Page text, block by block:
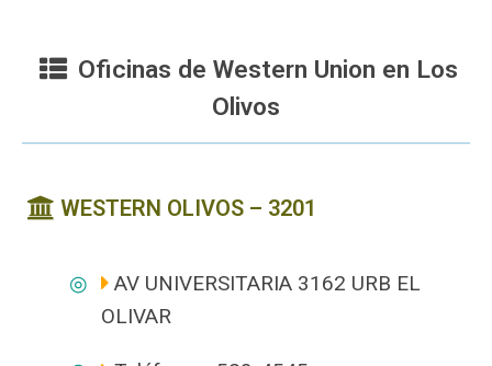
Oficinas de Western Union en Los
Olivos
WESTERN OLIVOS – 3201
AV UNIVERSITARIA 3162 URB EL
OLIVAR